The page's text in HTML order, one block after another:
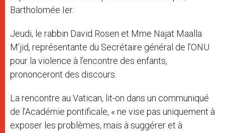
Bartholomée Ier.
Jeudi, le rabbin David Rosen et Mme Najat Maalla
M’jid, représentante du Secrétaire général de l’ONU
pour la violence à l’encontre des enfants,
prononceront des discours.
La rencontre au Vatican, lit-on dans un communiqué
de l’Académie pontificale, « ne vise pas uniquement à
exposer les problèmes, mais à suggérer et à